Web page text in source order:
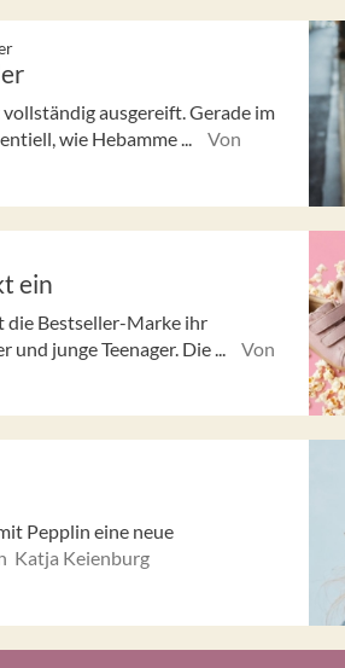
ausgereift. Gerade im
wie Hebamme ...
Von
ein
Bestseller-Marke ihr
junge Teenager. Die ...
Von
Pepplin eine neue
Katja Keienburg